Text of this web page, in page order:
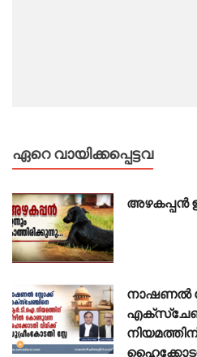
ഏറെ വായിക്കപ്പെട്ടവ
അഴകപ്പൻ
നാഷണൽ